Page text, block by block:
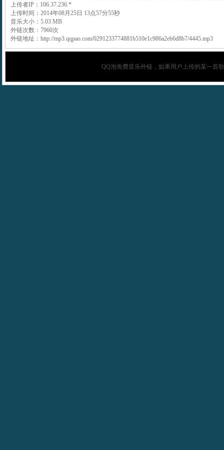
上传者IP：106.37.236.*
上传时间：2014年08月25日 13点57分55秒
音乐大小：5.03 MB
外链次数：7960次
外链地址：http://mp3.qqpao.com/0291233774881b510e1c986a2eb6d8b7/4445.mp3
QQ泡免费音乐外链，如果用户上传的某一首